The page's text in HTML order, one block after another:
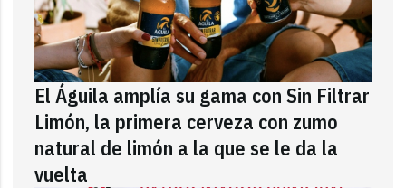
El Águila amplía su gama con Sin Filtrar
Limón, la primera cerveza con zumo
natural de limón a la que se le da la
vuelta